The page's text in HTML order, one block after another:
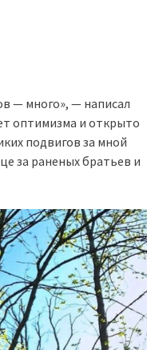
— много», — написал
оптимизма и открыто
подвигов за мной
за раненых братьев и